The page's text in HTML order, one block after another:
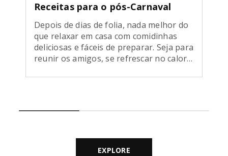
Receitas para o pós-Carnaval
Depois de dias de folia, nada melhor do
que relaxar em casa com comidinhas
deliciosas e fáceis de preparar. Seja para
reunir os amigos, se refrescar no calor
recuperar, selecionamos receitas
Pizza de forno Nada como […]
EXPLORE